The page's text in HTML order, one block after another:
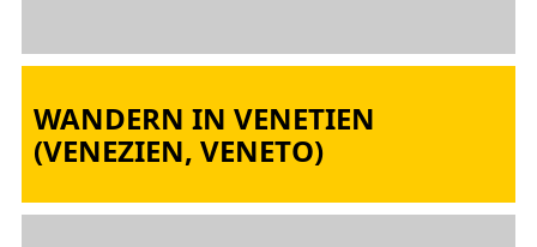
WANDERN IN VENETIEN
(VENEZIEN, VENETO)